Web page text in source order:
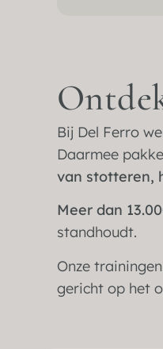
Bij Del Ferro
Daarmee
van stotteren,
Meer dan
standhoudt.
Onze
gericht op het